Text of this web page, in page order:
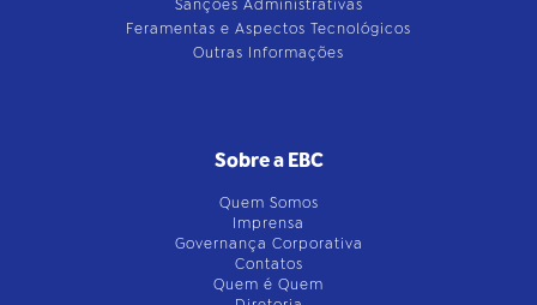
Sanções Administrativas
Feramentas e Aspectos Tecnológicos
Outras Informações
Sobre a EBC
Quem Somos
Imprensa
Governança Corporativa
Contatos
Quem é Quem